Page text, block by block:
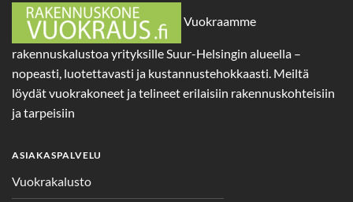
Vuokraamme
rakennuskalustoa yrityksille Suur-Helsingin alueella –
nopeasti, luotettavasti ja kustannustehokkaasti. Meiltä
löydät vuokrakoneet ja telineet erilaisiin rakennuskohteisiin
ja tarpeisiin
ASIAKASPALVELU
Vuokrakalusto